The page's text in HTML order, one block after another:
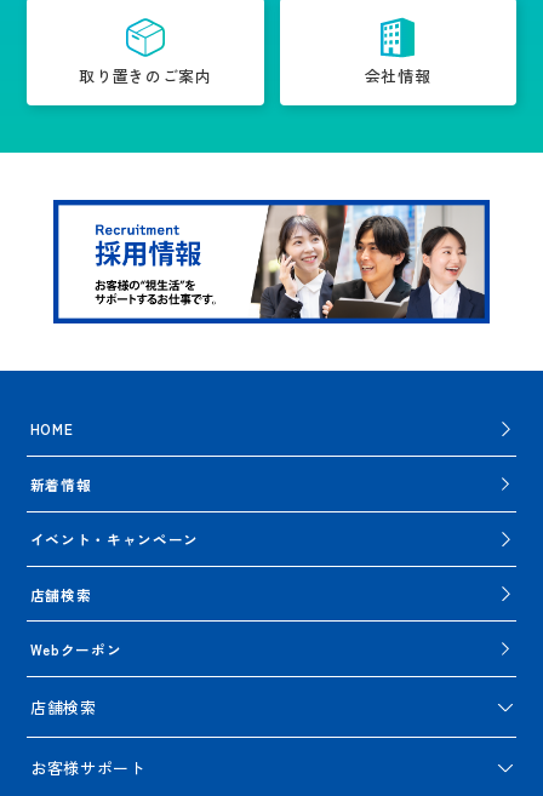
取り置きのご案内 会社情報
HOME
新着情報
イベント・キャンペーン
店舗検索
Webクーポン
店舗検索
お客様サポート